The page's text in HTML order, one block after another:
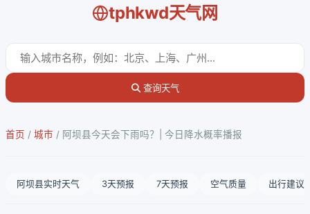
tphkwd天气网
查询天气
首页 / 城市 / 阿坝县今天会下雨吗？| 今日降水概率播报
阿坝县实时天气 3天预报 7天预报 空气质量 出行建议